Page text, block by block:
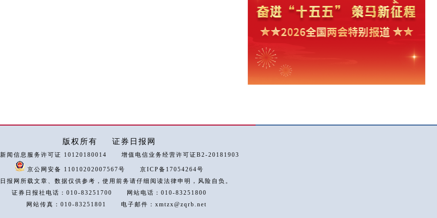
版权所有 证券日报网
闻信息服务许可证 10120180014 增值电信业务经营许可证B2-20181903
京公网安备 11010202007567号
京ICP备17054264号
报网所载文章、数据仅供参考，使用前务请仔细阅读法律申明，风险自负。
证券日报社电话：010-83251700
网站电话：010-83251800
网站传真：010-83251801
电子邮件：xmtzx@zqrb.net